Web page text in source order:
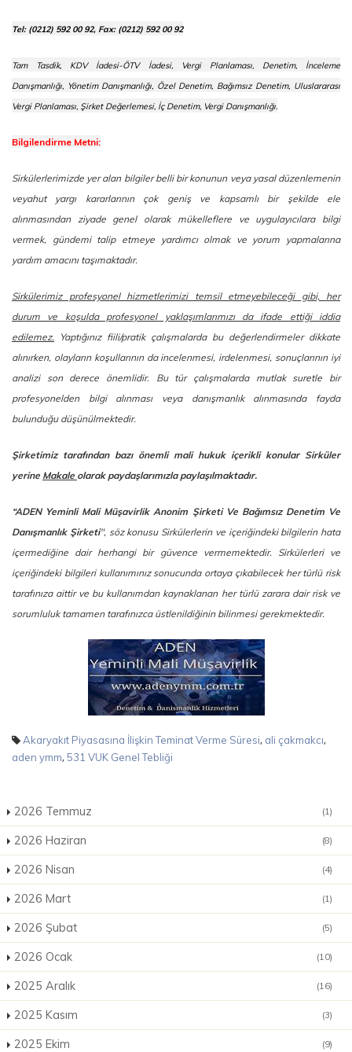
Tel: (0212) 592 00 92, Fax: (0212) 592 00 92
Tam Tasdik, KDV İadesi-ÖTV İadesi, Vergi Planlaması, Denetim, İnceleme
Danışmanlığı, Yönetim Danışmanlığı, Özel Denetim, Bağımsız Denetim, Uluslararası
Vergi Planlaması, Şirket Değerlemesi, İç Denetim, Vergi Danışmanlığı.
Bilgilendirme Metni:
Sirkülerlerimizde yer alan bilgiler belli bir konunun veya yasal düzenlemenin
veyahut yargı kararlarının çok geniş ve kapsamlı bir şekilde ele
alınmasından ziyade genel olarak mükelleflere ve uygulayıcılara bilgi
vermek, gündemi talip etmeye yardımcı olmak ve yorum yapmalarına
yardım amacını taşımaktadır.
Sirkülerimiz profesyonel hizmetlerimizi temsil etmeyebileceği gibi, her
durum ve koşulda profesyonel yaklaşımlarımızı da ifade ettiği iddia
edilemez. Yaptığınız fiili/pratik çalışmalarda bu değerlendirmeler dikkate
alınırken, olayların koşullarının da incelenmesi, irdelenmesi, sonuçlarının iyi
analizi son derece önemlidir. Bu tür çalışmalarda mutlak suretle bir
profesyonelden bilgi alınması veya danışmanlık alınmasında fayda
bulunduğu düşünülmektedir.
Şirketimiz tarafından bazı önemli mali hukuk içerikli konular Sirküler
yerine Makale olarak paydaşlarımızla paylaşılmaktadır.
“ADEN Yeminli Mali Müşavirlik Anonim Şirketi Ve Bağımsız Denetim Ve
Danışmanlık Şirketi", söz konusu Sirkülerlerin ve içeriğindeki bilgilerin hata
içermediğine dair herhangi bir güvence vermemektedir. Sirkülerleri ve
içeriğindeki bilgileri kullanımınız sonucunda ortaya çıkabilecek her türlü risk
tarafınıza aittir ve bu kullanımdan kaynaklanan her türlü zarara dair risk ve
sorumluluk tamamen tarafınızca üstlenildiğinin bilinmesi gerekmektedir.
Akaryakıt Piyasasına İlişkin Teminat Verme Süresi, ali çakmakcı,
aden ymm,531 VUK Genel Tebliği
2026 Temmuz (1)
2026 Haziran (8)
2026 Nisan (4)
2026 Mart (1)
2026 Şubat (5)
2026 Ocak (10)
2025 Aralık (16)
2025 Kasım (3)
2025 Ekim (9)